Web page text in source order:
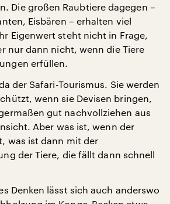
Die großen Raubtiere dagegen –
Eisbären – erhalten viel
Eigenwert steht nicht in Frage,
nur dann nicht, wenn die Tiere
erfüllen.
der Safari-Tourismus. Sie werden
wenn sie Devisen bringen,
gut nachvollziehen aus
Aber was ist, wenn der
was ist dann mit der
der Tiere, die fällt dann schnell
Denken lässt sich auch anderswo